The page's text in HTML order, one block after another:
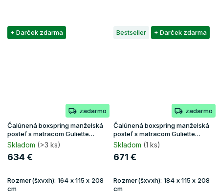
+ Darček zdarma
zadarmo
Čalúnená boxspring manželská
posteľ s matracom Guliette
160x200 - žltá
Skladom (>3 ks)
634 €
Rozmer(šxvxh): 164 x 115 x 208
cm
Bestseller + Darček zdarma
zadarmo
Čalúnená boxspring manželská
posteľ s matracom Guliette
180x200 - béžová
Skladom (1 ks)
671 €
Rozmer(šxvxh): 184 x 115 x 208
cm